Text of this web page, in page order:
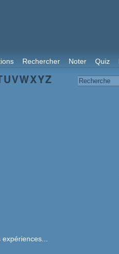
Rechercher Noter Quiz
UVWXYZ